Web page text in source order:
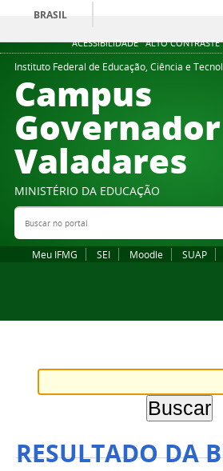
ACESSIBILIDADE ALTO CONTRASTE
BRASIL
Instituto Federal de Educação, Ciência e
Campus
Governador
Valadares
MINISTÉRIO DA EDUCAÇÃO
Buscar no portal
Meu IFMG SEI Moodle SUAP
RESULTADO DA